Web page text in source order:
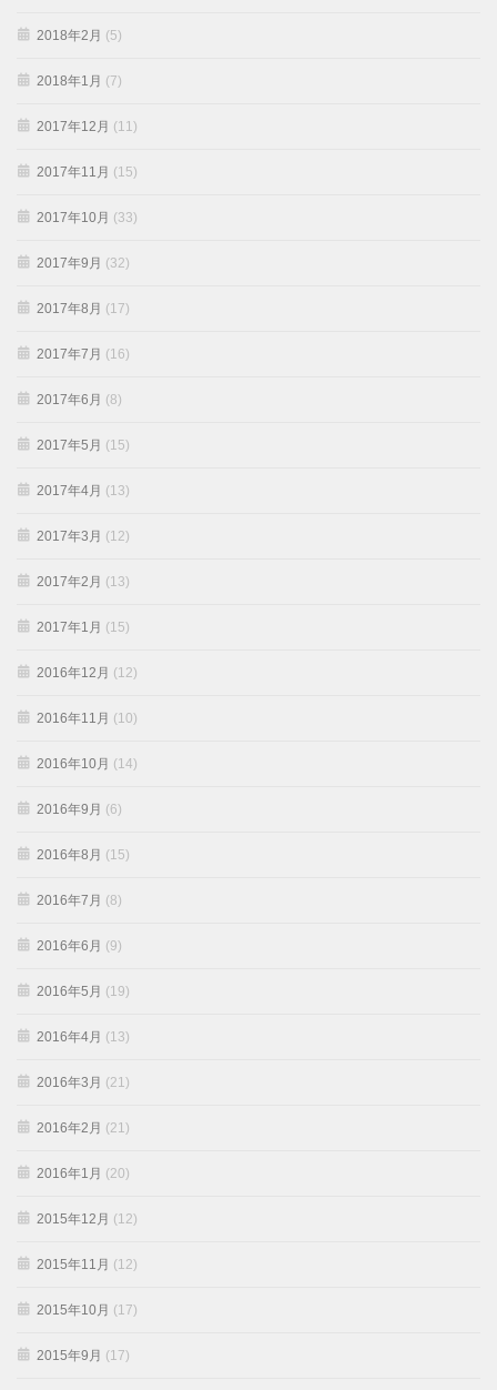
2018年2月 (5)
2018年1月 (7)
2017年12月 (11)
2017年11月 (15)
2017年10月 (33)
2017年9月 (32)
2017年8月 (17)
2017年7月 (16)
2017年6月 (8)
2017年5月 (15)
2017年4月 (13)
2017年3月 (12)
2017年2月 (13)
2017年1月 (15)
2016年12月 (12)
2016年11月 (10)
2016年10月 (14)
2016年9月 (6)
2016年8月 (15)
2016年7月 (8)
2016年6月 (9)
2016年5月 (19)
2016年4月 (13)
2016年3月 (21)
2016年2月 (21)
2016年1月 (20)
2015年12月 (12)
2015年11月 (12)
2015年10月 (17)
2015年9月 (17)